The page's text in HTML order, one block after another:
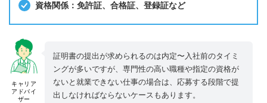
資格関係：免許証、合格証、登録証など
キャリア
アドバイ
ザー
証明書の提出が求められるのは内定〜入社前のタイミ
ングが多いですが、専門性の高い職種や指定の資格が
ないと就業できない仕事の場合は、応募する段階で提
出しなければならないケースもあります。